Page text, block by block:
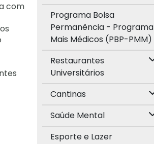
com
Programa Bolsa
Permanência - Programa
Mais Médicos (PBP-PMM)
Restaurantes
Universitários
Cantinas
Saúde Mental
Esporte e Lazer